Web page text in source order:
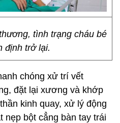
tình trạng cháu bé
định trở lại.
chóng xử trí vết
đặt lại xương và khớp
kinh quay, xử lý động
nẹp bột cẳng bàn tay trái